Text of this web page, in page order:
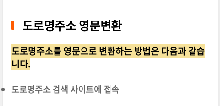
도로명주소 영문변환
도로명주소를 영문으로 변환하는 방법은 다음과 같습
니다.
도로명주소 검색 사이트에 접속